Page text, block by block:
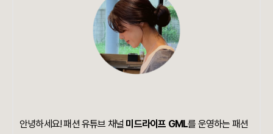
안녕하세요! 패션 유튜브 채널 미드라이프 GML를 운영하는 패션